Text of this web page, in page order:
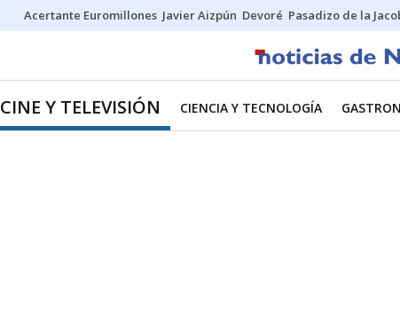
Acertante Euromillones Javier Aizpún Devoré Pasadizo de la
CINE Y TELEVISIÓN CIENCIA Y TECNOLOGÍA